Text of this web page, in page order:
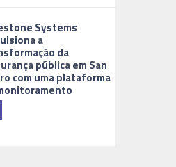
Systems
a
da
pública em San
com uma plataforma